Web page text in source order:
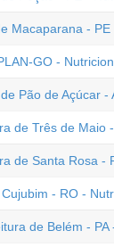
Macaparana - PE
GO -
Pão de Açúcar -
de Três de Maio
de Santa Rosa -
- RO -
de Belém - PA